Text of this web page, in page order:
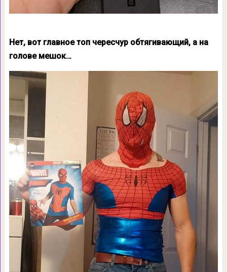
Нет, вот главное топ чересчур обтягивающий, а на
голове мешок…